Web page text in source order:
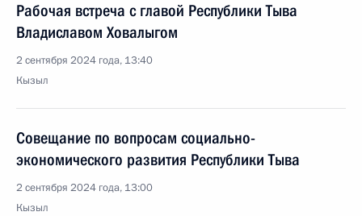
Рабочая встреча с главой Республики Тыва
Владиславом Ховалыгом
2 сентября 2024 года, 13:40
Кызыл
Совещание по вопросам социально-
экономического развития Республики Тыва
2 сентября 2024 года, 13:00
Кызыл